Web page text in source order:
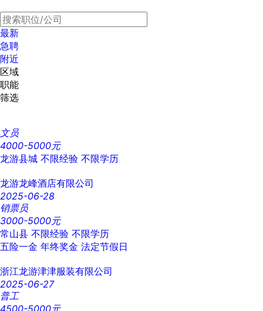
最新
急聘
附近
区域
职能
筛选
文员
4000-5000元
龙游县城 不限经验 不限学历
龙游龙峰酒店有限公司
2025-06-28
销票员
3000-5000元
常山县 不限经验 不限学历
五险一金 年终奖金 法定节假日
浙江龙游津津服装有限公司
2025-06-27
普工